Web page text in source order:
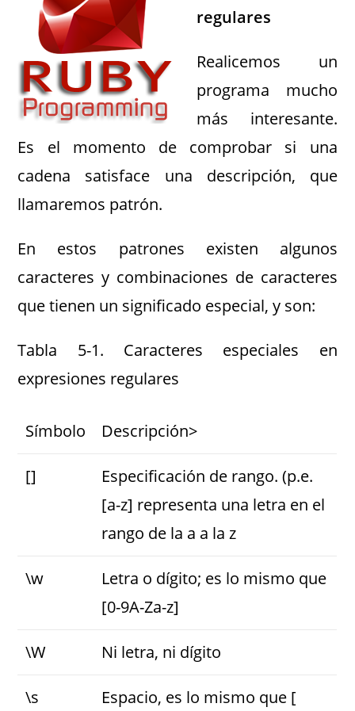
regulares
Realicemos un
programa mucho
más interesante.
Es el momento de comprobar si una
cadena satisface una descripción, que
llamaremos patrón.
En estos patrones existen algunos
caracteres y combinaciones de caracteres
que tienen un significado especial, y son:
Tabla 5-1. Caracteres especiales en
expresiones regulares
Símbolo Descripción>
[]
Especificación de rango. (p.e.
[a-z] representa una letra en el
rango de la a a la z
\w
Letra o dígito; es lo mismo que
[0-9A-Za-z]
\W Ni letra, ni dígito
\s
Espacio, es lo mismo que [